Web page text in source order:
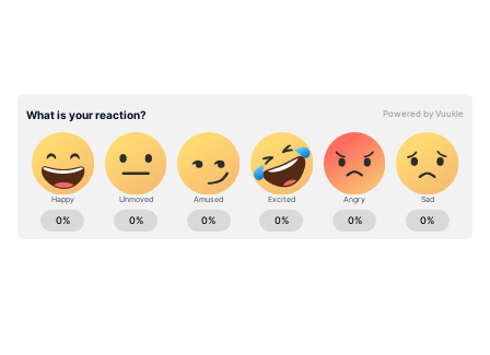
ABOUT THE AUTHOR